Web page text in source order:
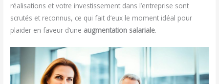
réalisations et votre investissement dans l’entreprise sont
scrutés et reconnus, ce qui fait d’eux le moment idéal pour
plaider en faveur d’une augmentation salariale.